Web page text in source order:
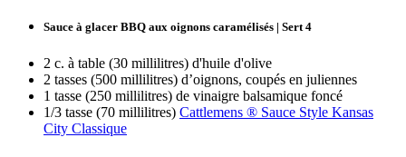
Sauce à glacer BBQ aux oignons caramélisés | Sert 4
2 c. à table (30 millilitres) d'huile d'olive
2 tasses (500 millilitres) d’oignons, coupés en juliennes
1 tasse (250 millilitres) de vinaigre balsamique foncé
1/3 tasse (70 millilitres) Cattlemens ® Sauce Style Kansas
City Classique